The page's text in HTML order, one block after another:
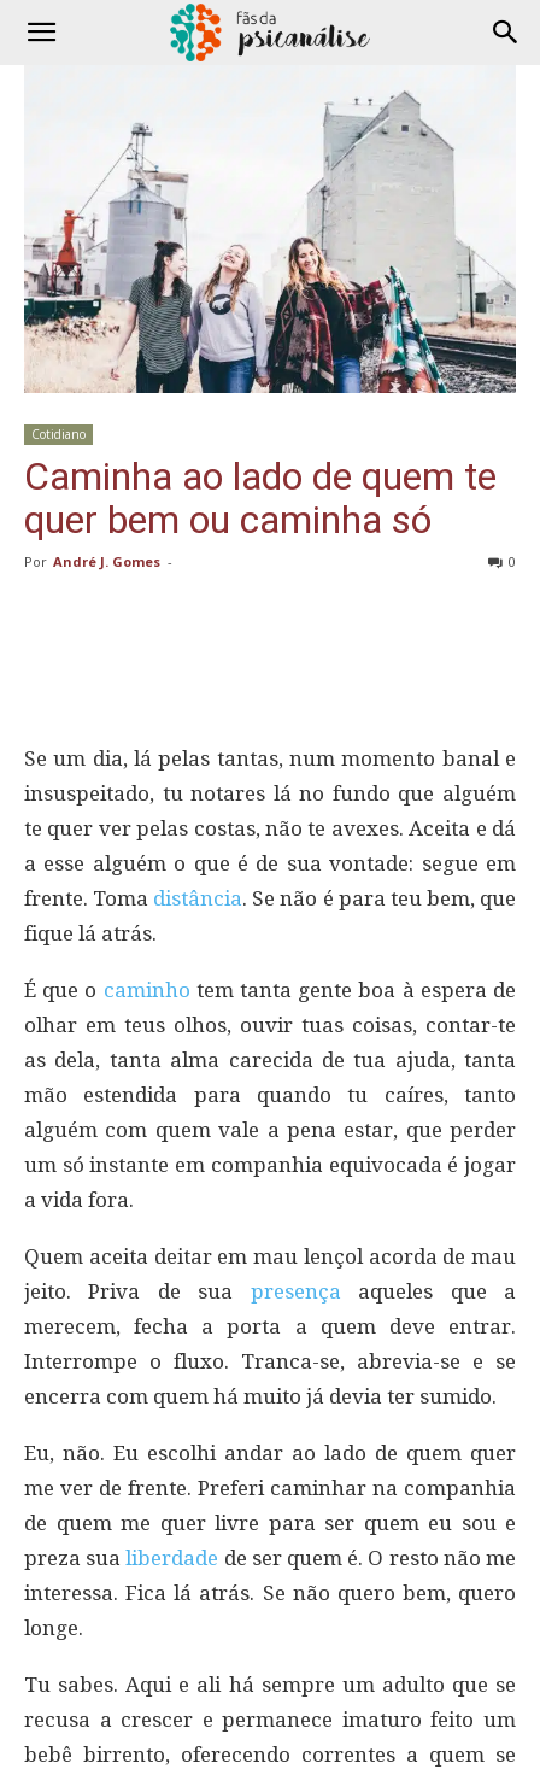
Cotidiano
Caminha ao lado de quem te
quer bem ou caminha só
Por André J. Gomes - 0
Se um dia, lá pelas tantas, num momento banal e
insuspeitado, tu notares lá no fundo que alguém
te quer ver pelas costas, não te avexes. Aceita e dá
a esse alguém o que é de sua vontade: segue em
frente. Toma distância. Se não é para teu bem, que
fique lá atrás.
É que o caminho tem tanta gente boa à espera de
olhar em teus olhos, ouvir tuas coisas, contar-te
as dela, tanta alma carecida de tua ajuda, tanta
mão estendida para quando tu caíres, tanto
alguém com quem vale a pena estar, que perder
um só instante em companhia equivocada é jogar
a vida fora.
Quem aceita deitar em mau lençol acorda de mau
jeito. Priva de sua presença aqueles que a
merecem, fecha a porta a quem deve entrar.
Interrompe o fluxo. Tranca-se, abrevia-se e se
encerra com quem há muito já devia ter sumido.
Eu, não. Eu escolhi andar ao lado de quem quer
me ver de frente. Preferi caminhar na companhia
de quem me quer livre para ser quem eu sou e
preza sualiberdade de ser quem é. O resto não me
interessa. Fica lá atrás. Se não quero bem, quero
longe.
Tu sabes. Aqui e ali há sempre um adulto que se
recusa a crescer e permanece imaturo feito um
bebê birrento, oferecendo correntes a quem se